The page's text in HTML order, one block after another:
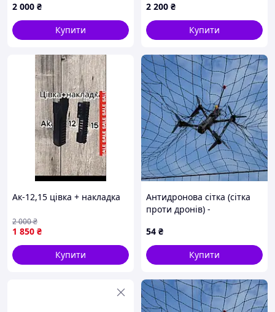
2 000 ₴
Купити
2 200 ₴
Купити
Ак-12,15 цівка + накладка
1 850 ₴
2 000₴
Купити
Антидронова сітка (сітка
проти дронів) -
замовлення.
54 ₴
Купити